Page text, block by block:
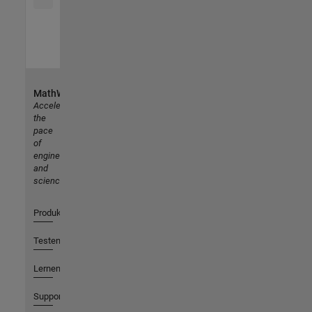
MathWorks
Accelerating
the
pace
of
engineering
and
science
Produkte
Testen oder Kaufen
Lernen
Support